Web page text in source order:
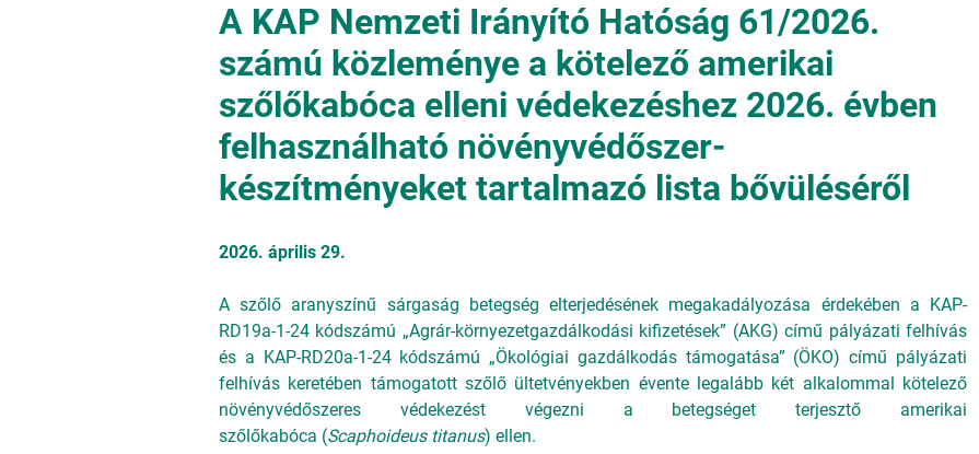
A KAP Nemzeti Irányító Hatóság 61/2026.
számú közleménye a kötelező amerikai
szőlőkabóca elleni védekezéshez 2026. évben
felhasználható növényvédőszer-
készítményeket tartalmazó lista bővüléséről
2026. április 29.
A szőlő aranyszínű sárgaság betegség elterjedésének megakadályozása érdekében a KAP-
RD19a-1-24 kódszámú „Agrár-környezetgazdálkodási kifizetések” (AKG) című pályázati felhívás
és a KAP-RD20a-1-24 kódszámú „Ökológiai gazdálkodás támogatása” (ÖKO) című pályázati
felhívás keretében támogatott szőlő ültetvényekben évente legalább két alkalommal kötelező
növényvédőszeres védekezést végezni a betegséget terjesztő amerikai
szőlőkabóca (Scaphoideus titanus) ellen.